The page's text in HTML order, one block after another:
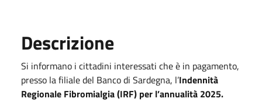
Descrizione
Si informano i cittadini interessati che è in pagamento,
presso la filiale del Banco di Sardegna, l’Indennità
Regionale Fibromialgia (IRF) per l’annualità 2025.